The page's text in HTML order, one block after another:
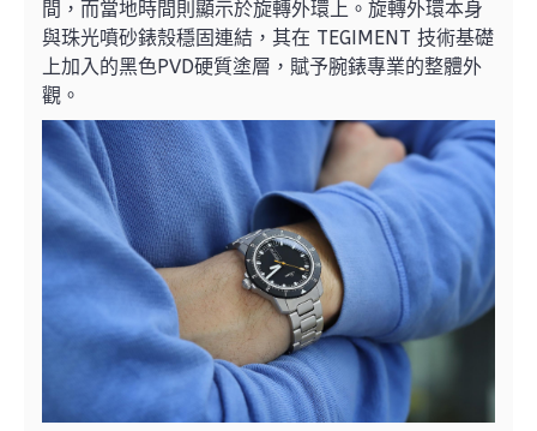
間，而當地時間則顯示於旋轉外環上。旋轉外環本身
與珠光噴砂錶殼穩固連結，其在 TEGIMENT 技術基礎
上加入的黑色PVD硬質塗層，賦予腕錶專業的整體外
觀。